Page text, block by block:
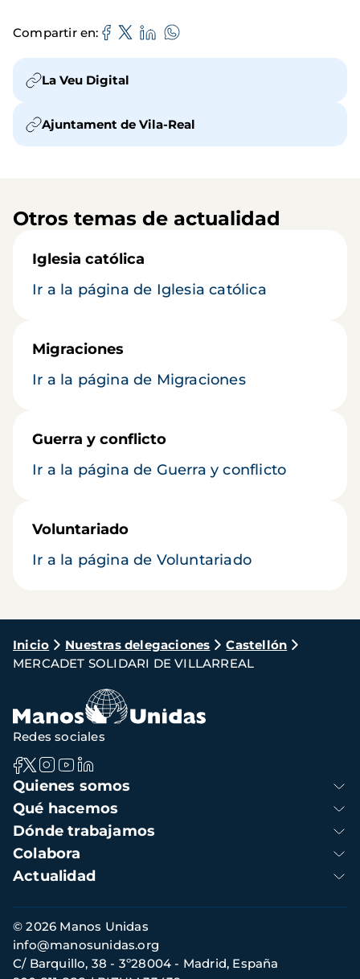
Compartir en
La Veu Digital
Ajuntament de Vila-Real
Otros temas de actualidad
Iglesia católica
Ir a la página de Iglesia católica
Migraciones
Ir a la página de Migraciones
Guerra y conflicto
Ir a la página de Guerra y conflicto
Voluntariado
Ir a la página de Voluntariado
Ruta
de
navegación
Inicio Nuestras delegaciones
Castellón
MERCADET SOLIDARI DE VILLARREAL
Navegación
principal
Quienes somos
Qué hacemos
Dónde trabajamos
Colabora
Actualidad
Redes sociales
Información
de
contacto
© 2026 Manos Unidas
C/ Barquillo, 38 - 3º28004 - Madrid, España
info@manosunidas.org